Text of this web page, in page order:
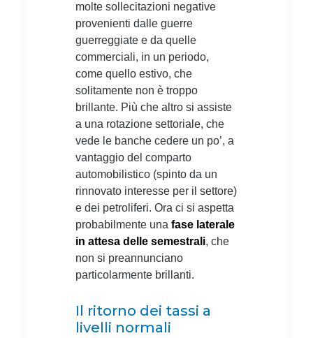
molte sollecitazioni negative
provenienti dalle guerre
guerreggiate e da quelle
commerciali, in un periodo,
come quello estivo, che
solitamente non è troppo
brillante. Più che altro si assiste
a una rotazione settoriale, che
vede le banche cedere un po’, a
vantaggio del comparto
automobilistico (spinto da un
rinnovato interesse per il settore)
e dei petroliferi. Ora ci si aspetta
probabilmente una fase laterale
in attesa delle semestrali, che
non si preannunciano
particolarmente brillanti.
Il ritorno dei tassi a
livelli normali